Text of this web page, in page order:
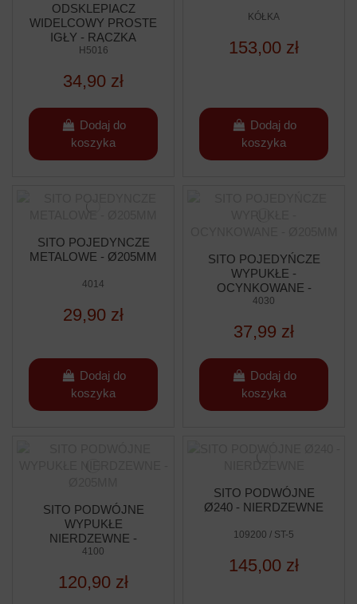
ODSKLEPIACZ
WIDELCOWY PROSTE
IGŁY - RĄCZKA
PLASTIKOWA Z
H5016
34,90 zł
Dodaj do
koszyka
KÓŁKA
153,00 zł
Dodaj do
koszyka
SITO POJEDYNCZE
METALOWE - Ø205MM
4014
29,90 zł
Dodaj do
koszyka
SITO POJEDYŃCZE
WYPUKŁE -
OCYNKOWANE -
Ø205MM
4030
37,99 zł
Dodaj do
koszyka
SITO PODWÓJNE
WYPUKŁE
NIERDZEWNE -
Ø205MM
4100
120,90 zł
SITO PODWÓJNE
Ø240 - NIERDZEWNE
109200 / ST-5
145,00 zł